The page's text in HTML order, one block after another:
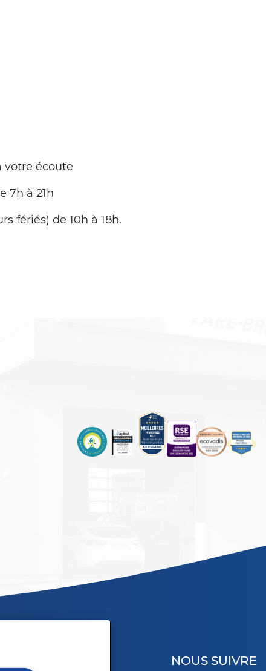
votre écoute
7h à 21h
fériés) de 10h à 18h.
NOUS SUIVRE